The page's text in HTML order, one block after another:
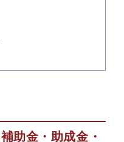
助金・助成金・